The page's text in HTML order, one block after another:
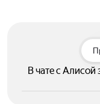
В чате с Алисой